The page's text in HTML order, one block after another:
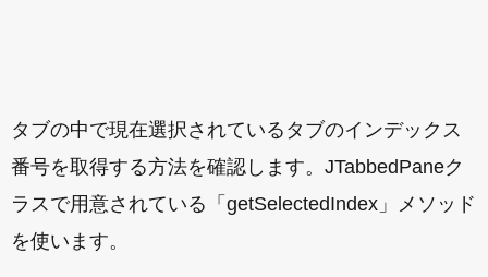
タブの中で現在選択されているタブのインデックス
番号を取得する方法を確認します。JTabbedPaneク
ラスで用意されている「getSelectedIndex」メソッド
を使います。